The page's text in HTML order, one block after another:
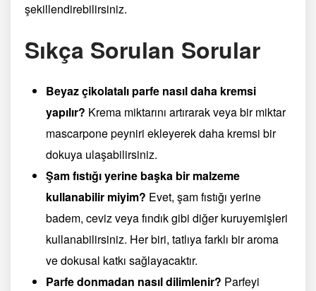
şekillendirebilirsiniz.
Sıkça Sorulan Sorular
Beyaz çikolatalı parfe nasıl daha kremsi
yapılır? Krema miktarını artırarak veya bir miktar
mascarpone peyniri ekleyerek daha kremsi bir
dokuya ulaşabilirsiniz.
Şam fıstığı yerine başka bir malzeme
kullanabilir miyim? Evet, şam fıstığı yerine
badem, ceviz veya fındık gibi diğer kuruyemişleri
kullanabilirsiniz. Her biri, tatlıya farklı bir aroma
ve dokusal katkı sağlayacaktır.
Parfe donmadan nasıl dilimlenir? Parfeyi